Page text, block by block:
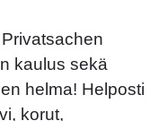
kaulus sekä
helma! Helposti
korut,